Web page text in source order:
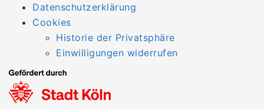
Datenschutzerklärung
Cookies
Historie der Privatsphäre
Einwilligungen widerrufen